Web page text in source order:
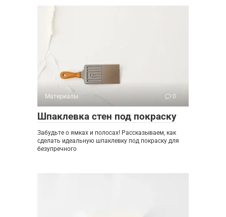
Материалы 0
Шпаклевка стен под покраску
Забудьте о ямках и полосах! Рассказываем, как
сделать идеальную шпаклевку под покраску для
безупречного